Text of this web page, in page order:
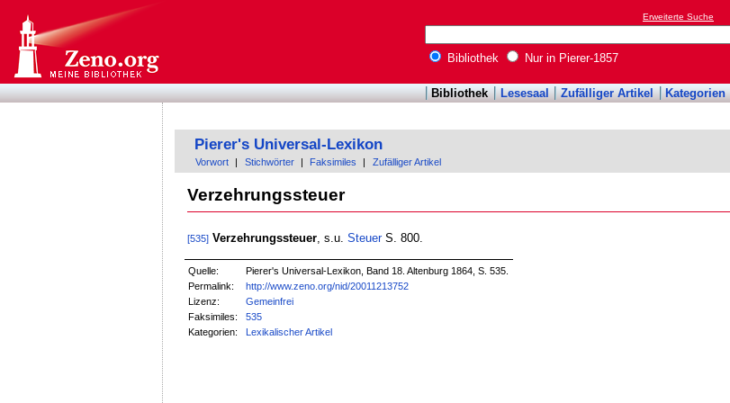
Erweiterte Suche
Bibliothek Nur in Pierer-1857
Bibliothek Lesesaal Zufälliger Artikel Kategorien
Pierer's Universal-Lexikon
Vorwort Stichwörter Faksimiles Zufälliger Artikel
Verzehrungssteuer
[535] Verzehrungssteuer, s.u. SteuerS. 800.
Quelle:
Pierer's Universal-Lexikon, Band 18. Altenburg 1864, S. 535.
Permalink:
http://www.zeno.org/nid/20011213752
Lizenz:
Gemeinfrei
Faksimiles:
535
Kategorien:
Lexikalischer Artikel